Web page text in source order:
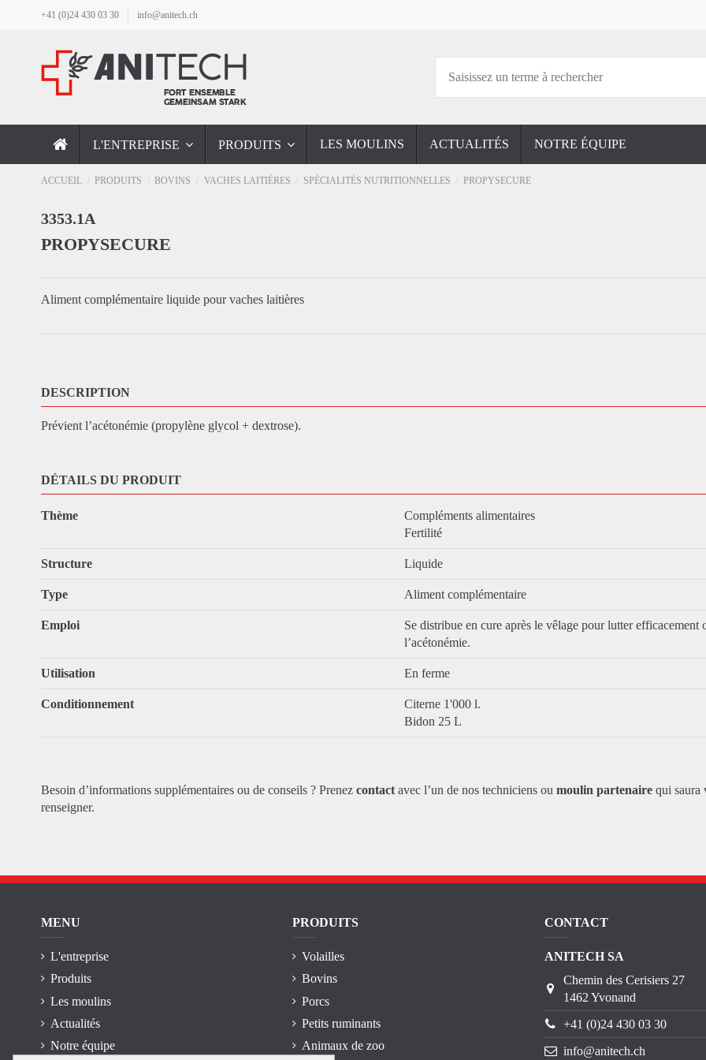
+41 (0)24 430 03 30 info@anitech.ch
L'ENTREPRISE PRODUITS LES MOULINS ACTUALITÉS NOTRE ÉQUIPE
ACCUEIL PRODUITS BOVINS VACHES LAITIÈRES SPÉCIALITÉS NUTRITIONNELLES PROPYSECURE
3353.1A
PROPYSECURE
Aliment complémentaire liquide pour vaches laitières
DESCRIPTION
Prévient l’acétonémie (propylène glycol + dextrose).
DÉTAILS DU PRODUIT
Thème
Compléments alimentaires
Fertilité
Structure Liquide
Type Aliment complémentaire
Emploi
Se distribue en cure après le vêlage pour lutter efficacement
l’acétonémie.
Utilisation En ferme
Conditionnement
Citerne 1'000 l.
Bidon 25 L
Besoin d’informations supplémentaires ou de conseils ? Prenez contact avec l’un de nos techniciens ou moulin partenaire qui saura
renseigner.
MENU
L'entreprise
Produits
Les moulins
Actualités
Notre équipe
PRODUITS
Volailles
Bovins
Porcs
Petits ruminants
Animaux de zoo
CONTACT
ANITECH SA
Chemin des Cerisiers 27
1462 Yvonand
+41 (0)24 430 03 30
info@anitech.ch